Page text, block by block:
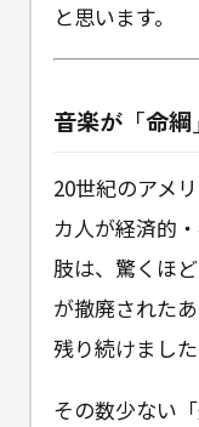
と思います。
音楽が「命
20世紀のアメ
カ人が経済的
肢は、驚くほ
が撤廃された
残り続けました
その数少ない